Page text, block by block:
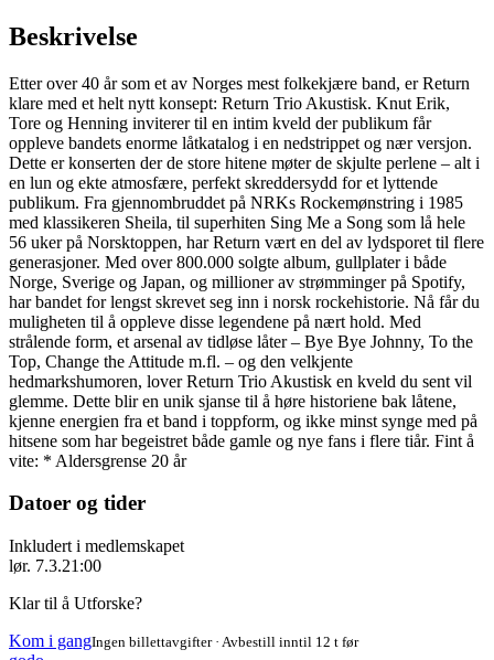
Beskrivelse
Etter over 40 år som et av Norges mest folkekjære band, er Return
klare med et helt nytt konsept: Return Trio Akustisk. Knut Erik,
Tore og Henning inviterer til en intim kveld der publikum får
oppleve bandets enorme låtkatalog i en nedstrippet og nær versjon.
Dette er konserten der de store hitene møter de skjulte perlene – alt i
en lun og ekte atmosfære, perfekt skreddersydd for et lyttende
publikum. Fra gjennombruddet på NRKs Rockemønstring i 1985
med klassikeren Sheila, til superhiten Sing Me a Song som lå hele
56 uker på Norsktoppen, har Return vært en del av lydsporet til flere
generasjoner. Med over 800.000 solgte album, gullplater i både
Norge, Sverige og Japan, og millioner av strømminger på Spotify,
har bandet for lengst skrevet seg inn i norsk rockehistorie. Nå får du
muligheten til å oppleve disse legendene på nært hold. Med
strålende form, et arsenal av tidløse låter – Bye Bye Johnny, To the
Top, Change the Attitude m.fl. – og den velkjente
hedmarkshumoren, lover Return Trio Akustisk en kveld du sent vil
glemme. Dette blir en unik sjanse til å høre historiene bak låtene,
kjenne energien fra et band i toppform, og ikke minst synge med på
hitsene som har begeistret både gamle og nye fans i flere tiår. Fint å
vite: * Aldersgrense 20 år
Datoer og tider
Inkludert i medlemskapet
lør. 7.3.21:00
Klar til å Utforske?
Kom i gangIngen billettavgifter · Avbestill inntil 12 t før